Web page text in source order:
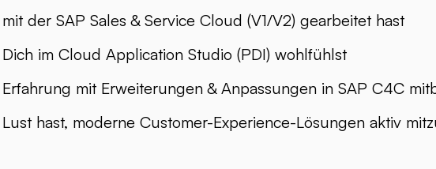
der SAP Sales & Service Cloud (V1/V2) gearbeitet hast
im Cloud Application Studio (PDI) wohlfühlst
mit Erweiterungen & Anpassungen in SAP C4C
hast, moderne Customer-Experience-Lösungen aktiv